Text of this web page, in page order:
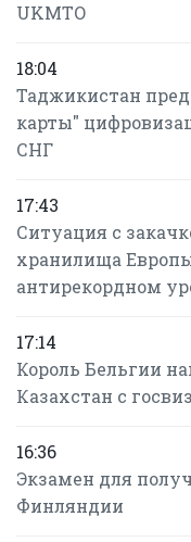
UKMTO
18:04
Таджикистан
карты"
СНГ
17:43
Ситуация с
хранилища
антирекордном
17:14
Король Бельгии
Казахстан с
16:36
Экзамен для
Финляндии